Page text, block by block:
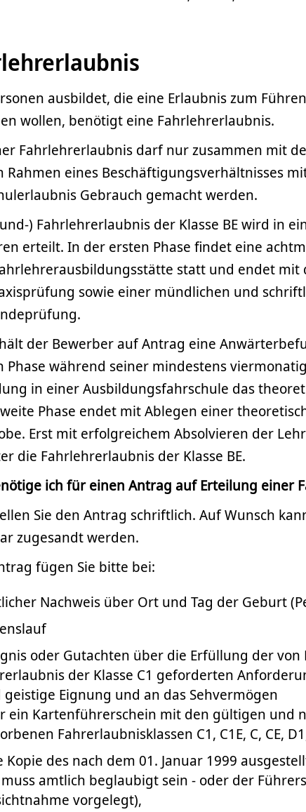
ausbildet, die eine Erlaubnis zum
wollen, benötigt eine Fahrlehrerlaubnis.
Fahrlehrerlaubnis darf nur zusammen mit
Rahmen eines Beschäftigungsverhältnisses
Gebrauch gemacht werden.
) Fahrlehrerlaubnis der Klasse BE wird in
erteilt. In der ersten Phase findet eine
statt und endet mit
sowie einer mündlichen und
der Bewerber auf Antrag eine
Phase während seiner mindestens
in einer Ausbildungsfahrschule das
Phase endet mit Ablegen einer
Erst mit erfolgreichem Absolvieren der
die Fahrlehrerlaubnis der Klasse BE.
ich für einen Antrag auf Erteilung einer
Sie den Antrag schriftlich. Auf Wunsch
zugesandt werden.
fügen Sie bitte bei:
Nachweis über Ort und Tag der Geburt
oder Gutachten über die Erfüllung der
der Klasse C1 geforderten
geistige Eignung und an das Sehvermögen
ein Kartenführerschein mit den gültigen und
Fahrerlaubnisklassen C1, C1E, C, CE,
Kopie des nach dem 01. Januar 1999
amtlich beglaubigt sein - oder der
vorgelegt),